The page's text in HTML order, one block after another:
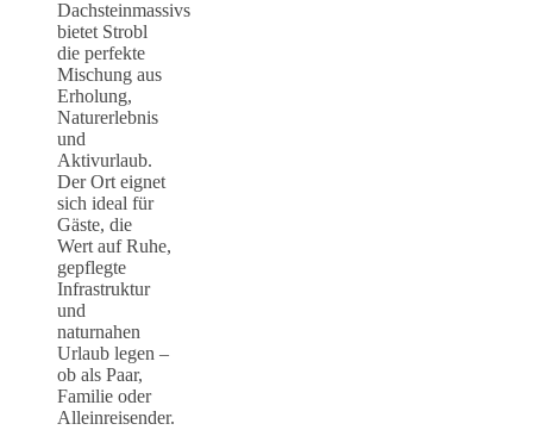
Dachsteinmassivs
bietet Strobl
die perfekte
Mischung aus
Erholung,
Naturerlebnis
und
Aktivurlaub.
Der Ort eignet
sich ideal für
Gäste, die
Wert auf Ruhe,
gepflegte
Infrastruktur
und
naturnahen
Urlaub legen –
ob als Paar,
Familie oder
Alleinreisender.